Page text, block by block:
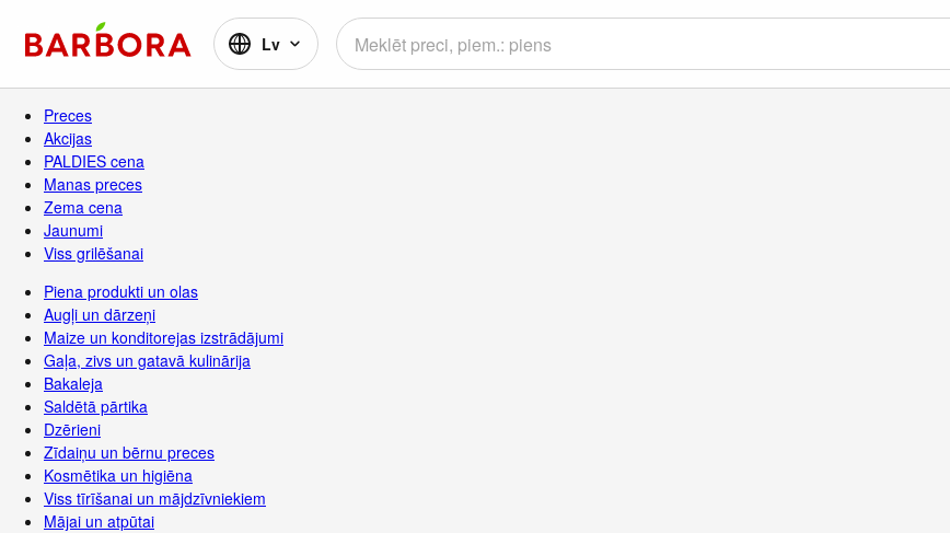
Lv
Preces
Akcijas
PALDIES cena
Manas preces
Zema cena
Jaunumi
Viss grilēšanai
Piena produkti un olas
Augļi un dārzeņi
Maize un konditorejas izstrādājumi
Gaļa, zivs un gatavā kulinārija
Bakaleja
Saldētā pārtika
Dzērieni
Zīdaiņu un bērnu preces
Kosmētika un higiēna
Viss tīrīšanai un mājdzīvniekiem
Mājai un atpūtai